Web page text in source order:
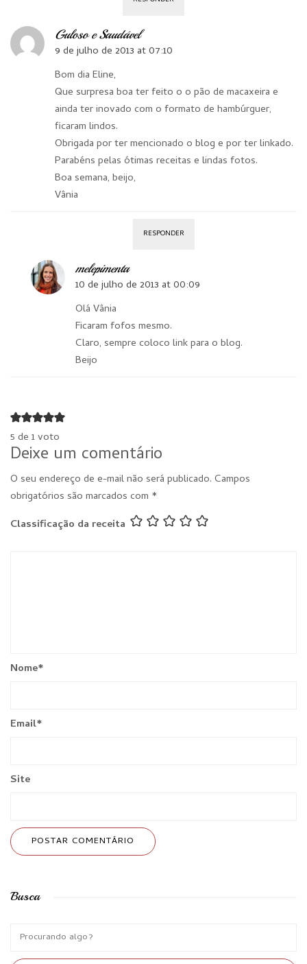
Guloso e Saudável
9 de julho de 2013 at 07:10
Bom dia Eline,
Que surpresa boa ter feito o o pão de macaxeira e
ainda ter inovado com o formato de hambúrguer,
ficaram lindos.
Obrigada por ter mencionado o blog e por ter linkado.
Parabéns pelas ótimas receitas e lindas fotos.
Boa semana, beijo,
Vânia
RESPONDER
melepimenta
10 de julho de 2013 at 00:09
Olá Vânia
Ficaram fofos mesmo.
Claro, sempre coloco link para o blog.
Beijo
5 de 1 voto
Deixe um comentário
O seu endereço de e-mail não será publicado. Campos
obrigatórios são marcados com *
Classificação da receita
Nome*
Email*
Site
Busca